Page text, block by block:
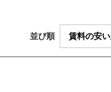
並び順